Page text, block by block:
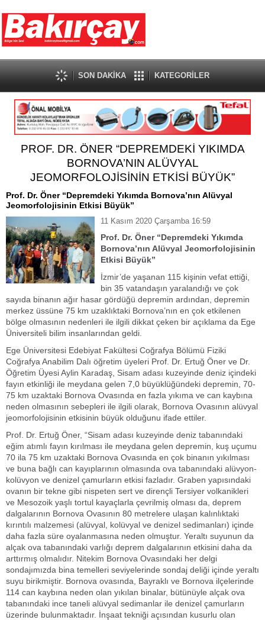
SON DAKİKA KATEGORİLER
PROF. DR. ÖNER “DEPREMDEKİ YIKIMDA
BORNOVA’NIN ALÜVYAL
JEOMORFOLOJİSİNİN ETKİSİ BÜYÜK”
Prof. Dr. Öner “Depremdeki Yıkımda Bornova’nın Alüvyal
Jeomorfolojisinin Etkisi Büyük”
11 Kasım 2020 Çarşamba 16:59
Prof. Dr. Öner “Depremdeki Yıkımda
Bornova’nın Alüvyal Jeomorfolojisinin
Etkisi Büyük”
İzmir’de yaşanan 115 kişinin vefat ettiği,
bin 35 vatandaşın yaralandığı ve çok
sayıda binanın ağır hasar gördüğü depremin ardından, depremin
merkez üssüne 75 km uzaklıktaki Bornova’nın en çok etkilenen
bölge olmasının nedenleri ile ilgili dikkat çeken bir açıklama da Ege
Üniversiteli bilim insanlarından geldi.
Ege Üniversitesi Edebiyat Fakültesi Coğrafya Bölümü Fiziki
Coğrafya Anabilim Dalı öğretim üyeleri Prof. Dr. Ertuğ Öner ve Dr.
Öğretim Üyesi Aylin Karadaş, Sisam adası kuzeyinde deniz içindeki
fayın etkinliği ile meydana gelen 7,0 büyüklüğündeki depremin, 70-
75 km uzaktaki Bornova Ovasında en fazla yıkıma ve can kaybına
neden olmasının sebepleri ile ilgili olarak, Bornova Ovasının alüvyal
jeomorfolojisinin etkisinin büyük olduğunu ifade ettiler.
Prof. Dr. Ertuğ Öner, “Sisam adası kuzeyinde deniz tabanındaki
eğim atımlı fayın kırılması ile meydana gelen depremin, kuş uçumu
70 ila 75 km uzaktaki Bornova Ovasında en çok binanın yıkılması
ve buna bağlı can kayıplarının olmasında ova tabanındaki alüvyon-
kolüvyon ve denizel çamurların etkisi fazladır. Graben yapısındaki
ovanın bir tekne gibi nispeten sert ve dirençli Tersiyer volkanikleri
ve Mesozoik yaşlı tortul kayaçlarla çevrilmiş olması da, deprem
dalgalarının Bornova Ovasının 80 metrelere ulaşan kalınlıktaki
kırıntılı malzemesi (alüvyal, kolüvyal ve denizel sedimanları) içinde
daha fazla süre oyalanmasına neden olmuştur. Yeraltı suyunun da
alçak ova tabanındaki varlığı deprem dalgalarının etkisini daha da
arttırmış olmalıdır. Nitekim Bornova Ovasındaki her delgi
sondajımızda bina temelleri seviyelerinde sondaj deliği içinde yeraltı
suyu birikmiştir. Bornova ovasında, Bayraklı ve Bornova ilçelerinde
114 can kaybına neden olan yıkılan binalar, bütünüyle alçak ova
tabanındaki ince taneli alüvyal sedimanlar ile denizel çamurların
üzerinde bulunmaktadır. İnşaat tekniği açısından kusurlu olan